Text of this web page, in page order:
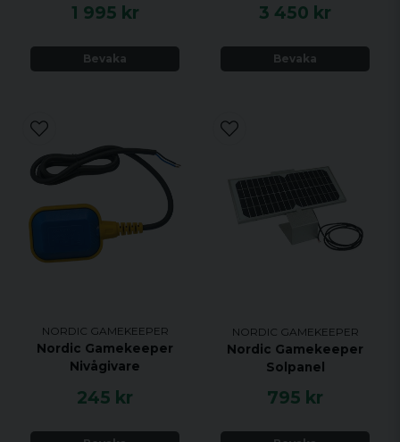
1 995 kr
Bevaka
3 450 kr
Bevaka
NORDIC GAMEKEEPER
Nordic Gamekeeper
Nivågivare
245 kr
NORDIC GAMEKEEPER
Nordic Gamekeeper
Solpanel
795 kr